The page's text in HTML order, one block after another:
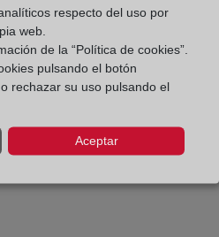
(-15,19).
de laEstadística
de 2014 del Colegio
consultar, por meses,
estaticasm/Estadistica
respecto del uso por
web.
de la “Política de cookies”.
pulsando el botón
rechazar su uso pulsando el
Aceptar